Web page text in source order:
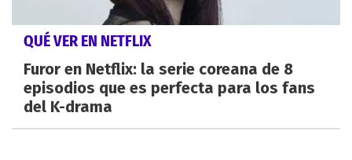
QUÉ VER EN NETFLIX
Furor en Netflix: la serie coreana de 8
episodios que es perfecta para los fans
del K-drama